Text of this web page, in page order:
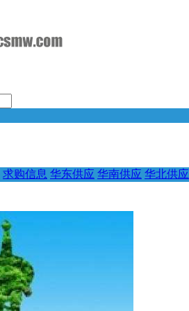
求购信息 华东供应 华南供应 华北供应